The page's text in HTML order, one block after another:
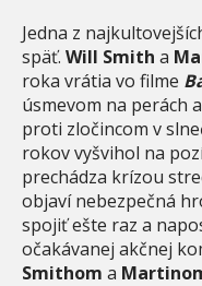
Jedna z
späť. Will Smith a
roka vrátia vo filme
úsmevom na perách
proti zločincom v
rokov vyšvihol na
prechádza krízou
objaví nebezpečná
spojiť ešte raz a
očakávanej akčnej
Smithom a